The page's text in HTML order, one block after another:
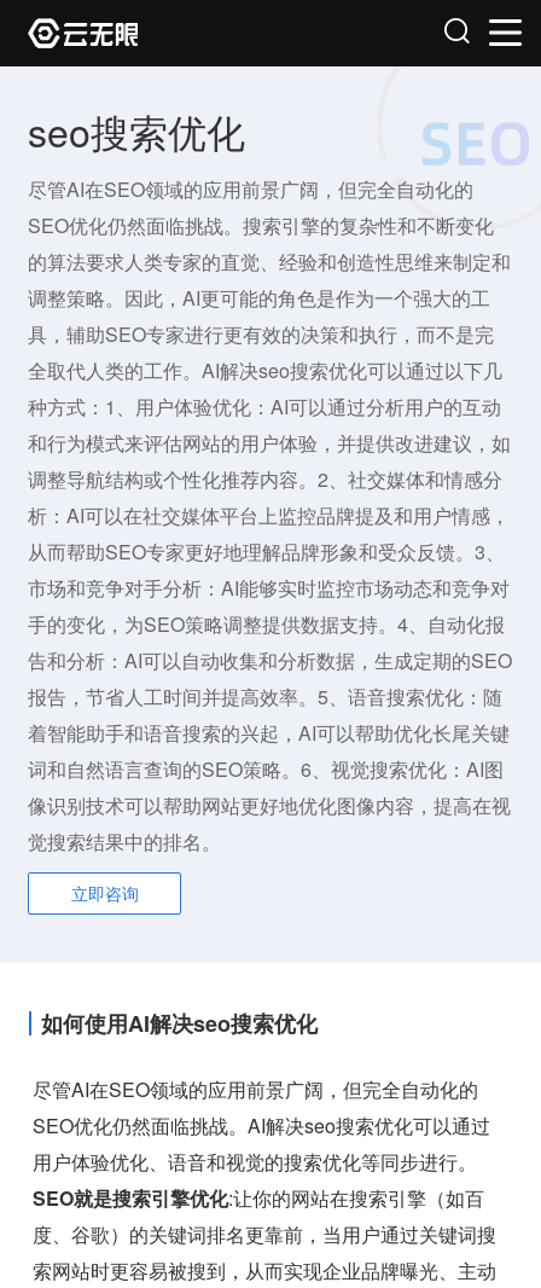
seo搜索优化
尽管AI在SEO领域的应用前景广阔，但完全自动化的
SEO优化仍然面临挑战。搜索引擎的复杂性和不断变化
的算法要求人类专家的直觉、经验和创造性思维来制定和
调整策略。因此，AI更可能的角色是作为一个强大的工
具，辅助SEO专家进行更有效的决策和执行，而不是完
全取代人类的工作。AI解决seo搜索优化可以通过以下几
种方式：1、用户体验优化：AI可以通过分析用户的互动
和行为模式来评估网站的用户体验，并提供改进建议，如
调整导航结构或个性化推荐内容。2、社交媒体和情感分
析：AI可以在社交媒体平台上监控品牌提及和用户情感，
从而帮助SEO专家更好地理解品牌形象和受众反馈。3、
市场和竞争对手分析：AI能够实时监控市场动态和竞争对
手的变化，为SEO策略调整提供数据支持。4、自动化报
告和分析：AI可以自动收集和分析数据，生成定期的SEO
报告，节省人工时间并提高效率。5、语音搜索优化：随
着智能助手和语音搜索的兴起，AI可以帮助优化长尾关键
词和自然语言查询的SEO策略。6、视觉搜索优化：AI图
像识别技术可以帮助网站更好地优化图像内容，提高在视
觉搜索结果中的排名。
立即咨询
如何使用AI解决seo搜索优化
尽管AI在SEO领域的应用前景广阔，但完全自动化的
SEO优化仍然面临挑战。AI解决seo搜索优化可以通过
用户体验优化、语音和视觉的搜索优化等同步进行。
SEO就是搜索引擎优化:让你的网站在搜索引擎（如百
度、谷歌）的关键词排名更靠前，当用户通过关键词搜
索网站时更容易被搜到，从而实现企业品牌曝光、主动